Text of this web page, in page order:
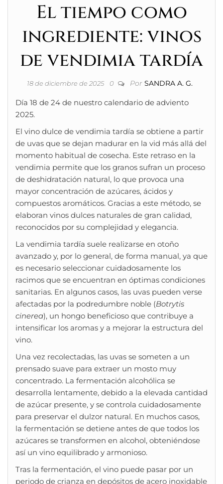
El tiempo como
ingrediente: vinos
de vendimia tardía
18 de diciembre de 2025 0 Por SANDRA A. G.
Día 18 de 24 de nuestro calendario de adviento
2025.
El vino dulce de vendimia tardía se obtiene a partir
de uvas que se dejan madurar en la vid más allá del
momento habitual de cosecha. Este retraso en la
vendimia permite que los granos sufran un proceso
de deshidratación natural, lo que provoca una
mayor concentración de azúcares, ácidos y
compuestos aromáticos. Gracias a este método, se
elaboran vinos dulces naturales de gran calidad,
reconocidos por su complejidad y elegancia.
La vendimia tardía suele realizarse en otoño
avanzado y, por lo general, de forma manual, ya que
es necesario seleccionar cuidadosamente los
racimos que se encuentran en óptimas condiciones
sanitarias. En algunos casos, las uvas pueden verse
afectadas por la podredumbre noble (Botrytis
cinerea), un hongo beneficioso que contribuye a
intensificar los aromas y a mejorar la estructura del
vino.
Una vez recolectadas, las uvas se someten a un
prensado suave para extraer un mosto muy
concentrado. La fermentación alcohólica se
desarrolla lentamente, debido a la elevada cantidad
de azúcar presente, y se controla cuidadosamente
para preservar el dulzor natural. En muchos casos,
la fermentación se detiene antes de que todos los
azúcares se transformen en alcohol, obteniéndose
así un vino equilibrado y armonioso.
Tras la fermentación, el vino puede pasar por un
periodo de crianza en depósitos de acero inoxidable